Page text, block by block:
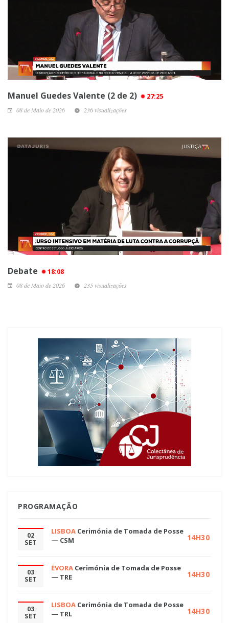
Manuel Guedes Valente (2 de 2) 27:25
08 de Maio de 2026 236 visualizações
Debate 18:08
08 de Maio de 2026 235 visualizações
PROGRAMAÇÃO
02
SET
LISBOA Cerimónia de Tomada de Posse
— CSM
14H30
03
SET
ÉVORA Cerimónia de Tomada de Posse
— TRE
14H30
03
SET
LISBOA Cerimónia de Tomada de Posse
— TRL
14H30